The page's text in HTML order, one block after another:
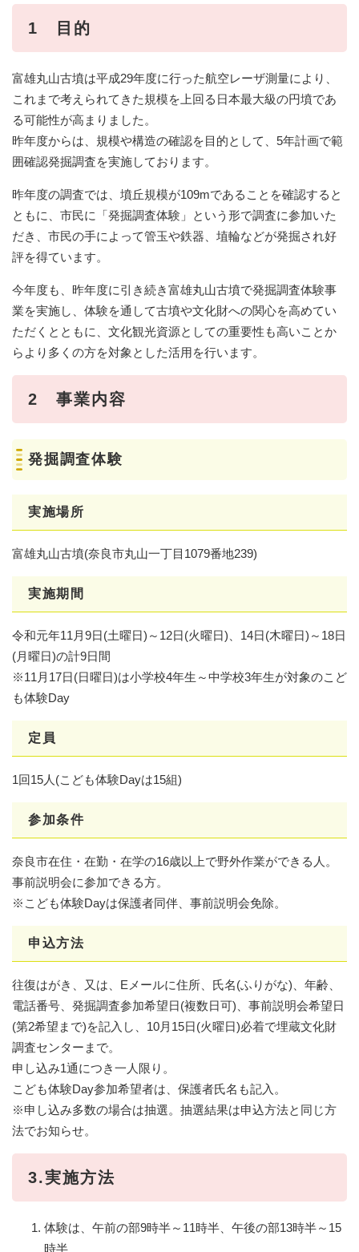
1 目的
富雄丸山古墳は平成29年度に行った航空レーザ測量により、
これまで考えられてきた規模を上回る日本最大級の円墳であ
る可能性が高まりました。
昨年度からは、規模や構造の確認を目的として、5年計画で範
囲確認発掘調査を実施しております。
昨年度の調査では、墳丘規模が109mであることを確認すると
ともに、市民に「発掘調査体験」という形で調査に参加いた
だき、市民の手によって管玉や鉄器、埴輪などが発掘され好
評を得ています。
今年度も、昨年度に引き続き富雄丸山古墳で発掘調査体験事
業を実施し、体験を通して古墳や文化財への関心を高めてい
ただくとともに、文化観光資源としての重要性も高いことか
らより多くの方を対象とした活用を行います。
2 事業内容
発掘調査体験
実施場所
富雄丸山古墳(奈良市丸山一丁目1079番地239)
実施期間
令和元年11月9日(土曜日)～12日(火曜日)、14日(木曜日)～18日
(月曜日)の計9日間
※11月17日(日曜日)は小学校4年生～中学校3年生が対象のこど
も体験Day
定員
1回15人(こども体験Dayは15組)
参加条件
奈良市在住・在勤・在学の16歳以上で野外作業ができる人。
事前説明会に参加できる方。
※こども体験Dayは保護者同伴、事前説明会免除。
申込方法
往復はがき、又は、Eメールに住所、氏名(ふりがな)、年齢、
電話番号、発掘調査参加希望日(複数日可)、事前説明会希望日
(第2希望まで)を記入し、10月15日(火曜日)必着で埋蔵文化財
調査センターまで。
申し込み1通につき一人限り。
こども体験Day参加希望者は、保護者氏名も記入。
※申し込み多数の場合は抽選。抽選結果は申込方法と同じ方
法でお知らせ。
3.実施方法
体験は、午前の部9時半～11時半、午後の部13時半～15
時半